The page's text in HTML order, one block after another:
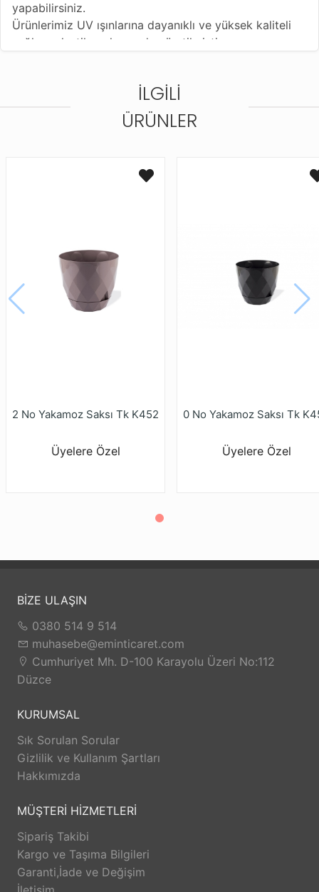
yapabilirsiniz.
Ürünlerimiz UV ışınlarına dayanıklı ve yüksek kaliteli
sağlam plastik malzemeden üretilmiştir.
Kırılmaya dayanıklı sıcak ve soğuğa dayanıklıdır.
Hafiftir. İç ve dış mekanda kullanıma uygundur.
Farklı renkleri mevcuttur, stok durumuna göre
İLGILI
ÜRÜNLER
2 No Yakamoz Saksı Tk K452
Üyelere Özel
0 No Yakamoz Saksı Tk
Üyelere Özel
BİZE ULAŞIN
0380 514 9 514
muhasebe@eminticaret.com
Cumhuriyet Mh. D-100 Karayolu Üzeri No:112
Düzce
KURUMSAL
Sık Sorulan Sorular
Gizlilik ve Kullanım Şartları
Hakkımızda
MÜŞTERİ HİZMETLERİ
Sipariş Takibi
Kargo ve Taşıma Bilgileri
Garanti,İade ve Değişim